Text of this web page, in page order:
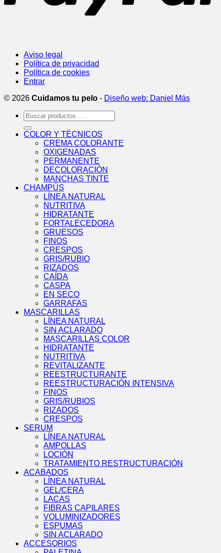
Aviso legal
Política de privacidad
Política de cookies
Entrar
© 2026 Cuidamos tu pelo - Diseño web: Daniel Más
Buscar
por:
COLOR Y TÉCNICOS
CREMA COLORANTE
OXIGENADAS
PERMANENTE
DECOLORACIÓN
MANCHAS TINTE
CHAMPÚS
LÍNEA NATURAL
NUTRITIVA
HIDRATANTE
FORTALECEDORA
GRUESOS
FINOS
CRESPOS
GRIS/RUBIO
RIZADOS
CAÍDA
CASPA
EN SECO
GARRAFAS
MASCARILLAS
LÍNEA NATURAL
SIN ACLARADO
MASCARILLAS COLOR
HIDRATANTE
NUTRITIVA
REVITALIZANTE
REESTRUCTURANTE
REESTRUCTURACIÓN INTENSIVA
FINOS
GRIS/RUBIOS
RIZADOS
CRESPOS
SERUM
LÍNEA NATURAL
AMPOLLAS
LOCIÓN
TRATAMIENTO RESTRUCTURACIÓN
ACABADOS
LÍNEA NATURAL
GEL/CERA
LACAS
FIBRAS CAPILARES
VOLUMINIZADORES
ESPUMAS
SIN ACLARADO
ACCESORIOS